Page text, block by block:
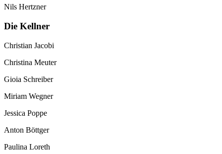
Nils Hertzner
Die Kellner
Christian Jacobi
Christina Meuter
Gioia Schreiber
Miriam Wegner
Jessica Poppe
Anton Böttger
Paulina Loreth